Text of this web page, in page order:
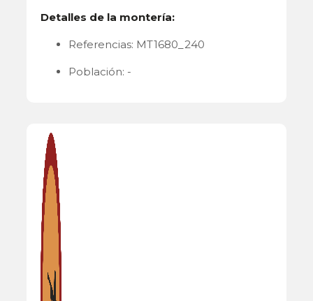
Detalles de la montería:
Referencias: MT1680_240
Población: -